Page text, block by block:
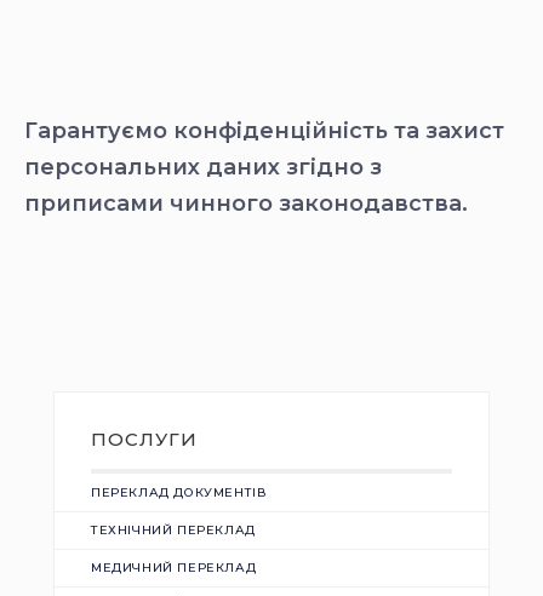
Гарантуємо конфіденційність та захист
персональних даних згідно з
приписами чинного законодавства.
ПОСЛУГИ
ПЕРЕКЛАД ДОКУМЕНТІВ
ТЕХНІЧНИЙ ПЕРЕКЛАД
МЕДИЧНИЙ ПЕРЕКЛАД